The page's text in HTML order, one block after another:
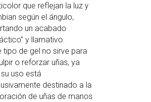
que reflejan la luz y
según el ángulo,
un acabado
y llamativo.
tipo de gel no sirve para
o reforzar uñas, ya
uso está
destinado a la
de uñas de manos